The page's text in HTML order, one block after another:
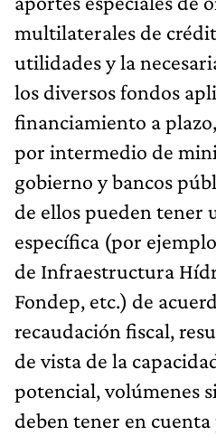
multilaterales de
utilidades y la
los diversos fondos
financiamiento a
por intermedio de
gobierno y bancos
de ellos pueden tener
específica (por
de Infraestructura
Fondep, etc.) de
recaudación fiscal,
de vista de la
potencial, volúmenes
deben tener en